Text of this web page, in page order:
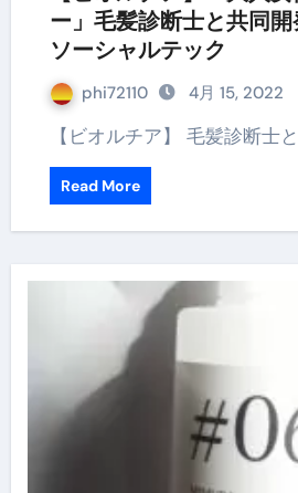
ー」毛髪診断士と共同
ソーシャルテック
phi72110 4月 15, 2022
【ビオルチア】 毛髪診断
Read More